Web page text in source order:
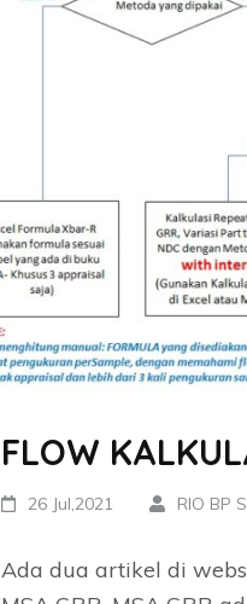
FLOW
26 Jul,2021 RIO BP
Ada dua artikel di